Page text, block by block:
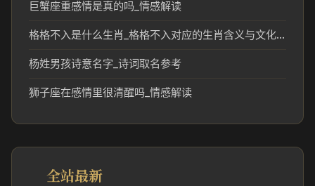
巨蟹座重感情是真的吗_情感解读
格格不入是什么生肖_格格不入对应的生肖含义与文化解读
杨姓男孩诗意名字_诗词取名参考
狮子座在感情里很清醒吗_情感解读
全站最新